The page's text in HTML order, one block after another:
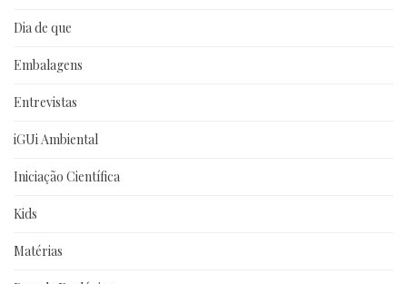
Dia de que
Embalagens
Entrevistas
iGUi Ambiental
Iniciação Científica
Kids
Matérias